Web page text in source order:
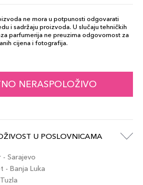
ne mora u potpunosti odgovarati
i sadržaju proizvoda. U slučaju tehničkih
parfumerija ne preuzima odgovornost za
cijena i fotografija.
NERASPOLOŽIVO
U POSLOVNICAMA
- Sarajevo
- Banja Luka